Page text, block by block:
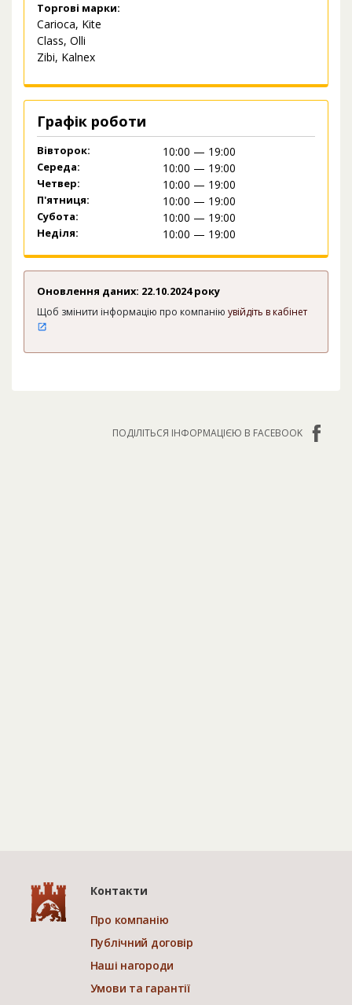
Торгові марки:
Carioca, Kite
Class, Olli
Zibi, Kalnex
Графік роботи
Вівторок: 10:00 — 19:00
Середа: 10:00 — 19:00
Четвер: 10:00 — 19:00
П'ятниця: 10:00 — 19:00
Субота: 10:00 — 19:00
Неділя: 10:00 — 19:00
Оновлення даних: 22.10.2024 року
Щоб змінити інформацію про компанію увійдіть в кабінет
ПОДІЛІТЬСЯ ІНФОРМАЦІЄЮ В FACEBOOK
Контакти
Про компанію
Публічний договір
Наші нагороди
Умови та гарантії